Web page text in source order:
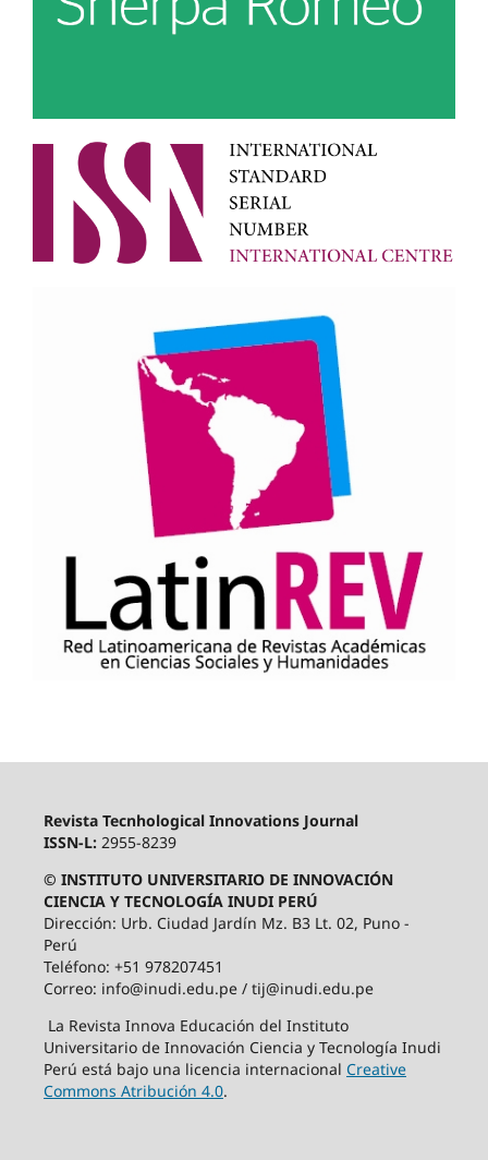
Revista Tecnhological Innovations Journal
ISSN-L: 2955-8239
© INSTITUTO UNIVERSITARIO DE INNOVACIÓN
CIENCIA Y TECNOLOGÍA INUDI PERÚ
Dirección: Urb. Ciudad Jardín Mz. B3 Lt. 02, Puno -
Perú
Teléfono: +51 978207451
Correo: info@inudi.edu.pe / tij@inudi.edu.pe
La Revista Innova Educación del Instituto
Universitario de Innovación Ciencia y Tecnología Inudi
Perú está bajo una licencia internacional Creative
Commons Atribución 4.0.